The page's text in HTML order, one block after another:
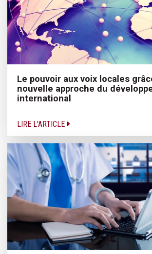
Le pouvoir aux voix locales
nouvelle approche du
international
LIRE L'ARTICLE